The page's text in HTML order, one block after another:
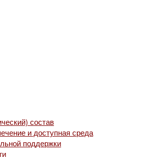
состав
и доступная среда
поддержки